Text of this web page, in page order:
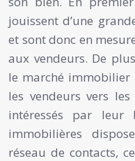
jouissent d’une
et sont donc en
aux vendeurs. De
le marché
les vendeurs vers
intéressés par leur
immobilières
réseau de contacts,